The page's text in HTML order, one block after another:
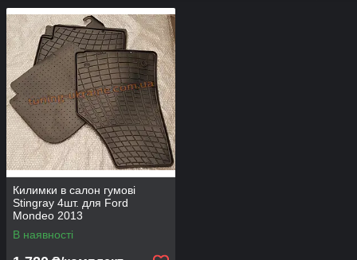
Килимки в салон гумові
Stingray 4шт. для Ford
Mondeo 2013
В наявності